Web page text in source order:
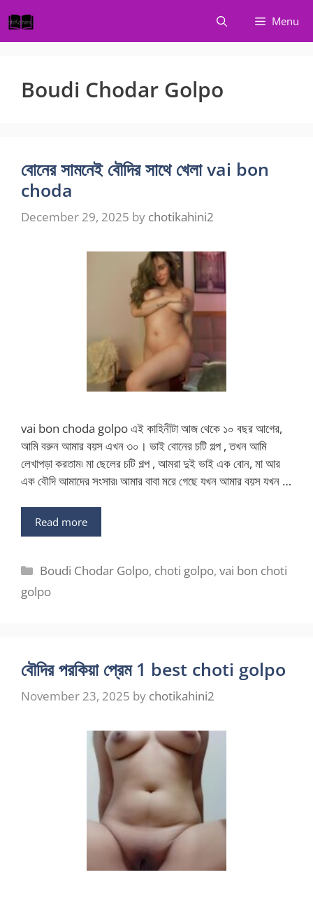
to
content
Menu
Boudi Chodar Golpo
বোনের সামনেই বৌদির সাথে খেলা vai bon
choda
December 29, 2025 by chotikahini2
vai bon choda golpo এই কাহিনীটা আজ থেকে ১০ বছর আগের,
আমি বরুন আমার বয়স এখন ৩০। ভাই বোনের চটি গল্প , তখন আমি
লেখাপড়া করতাম৷ মা ছেলের চটি গল্প , আমরা দুই ভাই এক বোন, মা আর
এক বৌদি আমাদের সংসার৷ আমার বাবা মরে গেছে যখন আমার বয়স যখন …
Read more
Categories
Boudi Chodar Golpo, choti golpo,vai bon choti
golpo
বৌদির পরকিয়া প্রেম 1 best choti golpo
November 23, 2025 by chotikahini2